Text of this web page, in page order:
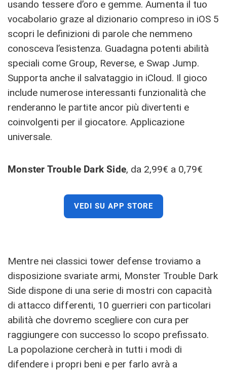
usando tessere d’oro e gemme. Aumenta il tuo
vocabolario graze al dizionario compreso in iOS 5
scopri le definizioni di parole che nemmeno
conosceva l’esistenza. Guadagna potenti abilità
speciali come Group, Reverse, e Swap Jump.
Supporta anche il salvataggio in iCloud. Il gioco
include numerose interessanti funzionalità che
renderanno le partite ancor più divertenti e
coinvolgenti per il giocatore. Applicazione
universale.
Monster Trouble Dark Side, da 2,99€ a 0,79€
VEDI SU APP STORE
Mentre nei classici tower defense troviamo a
disposizione svariate armi, Monster Trouble Dark
Side dispone di una serie di mostri con capacità
di attacco differenti, 10 guerrieri con particolari
abilità che dovremo scegliere con cura per
raggiungere con successo lo scopo prefissato.
La popolazione cercherà in tutti i modi di
difendere i propri beni e per farlo avrà a